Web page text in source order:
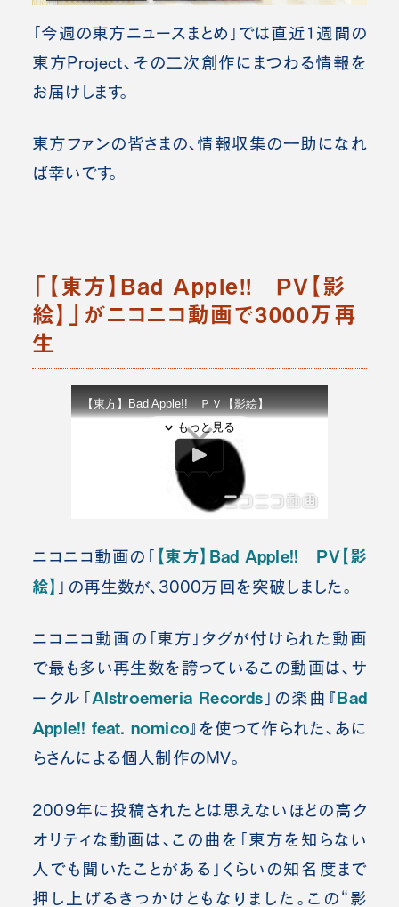
「今週の東方ニュースまとめ」では直近1週間の
東方Project、その二次創作にまつわる情報を
お届けします。
東方ファンの皆さまの、情報収集の一助になれ
ば幸いです。
「【東方】Bad Apple!! ＰＶ【影
絵】」がニコニコ動画で3000万再
生
ニコニコ動画の「 【東方】Bad Apple!! ＰＶ【影
絵】 」の再生数が、3000万回を突破しました。
ニコニコ動画の「東方」タグが付けられた動画
で最も多い再生数を誇っているこの動画は、サ
ークル「 Alstroemeria Records 」の楽曲『Bad
Apple!! feat. nomico 』を使って作られた、あに
らさんによる個人制作のMV。
2009年に投稿されたとは思えないほどの高ク
オリティな動画は、この曲を「東方を知らない
人でも聞いたことがある」くらいの知名度まで
押し上げるきっかけともなりました。この“影